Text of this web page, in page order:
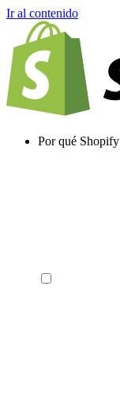
Ir al contenido
Por qué Shopify